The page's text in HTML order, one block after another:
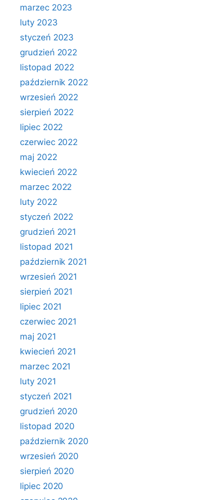
marzec 2023
luty 2023
styczeń 2023
grudzień 2022
listopad 2022
październik 2022
wrzesień 2022
sierpień 2022
lipiec 2022
czerwiec 2022
maj 2022
kwiecień 2022
marzec 2022
luty 2022
styczeń 2022
grudzień 2021
listopad 2021
październik 2021
wrzesień 2021
sierpień 2021
lipiec 2021
czerwiec 2021
maj 2021
kwiecień 2021
marzec 2021
luty 2021
styczeń 2021
grudzień 2020
listopad 2020
październik 2020
wrzesień 2020
sierpień 2020
lipiec 2020